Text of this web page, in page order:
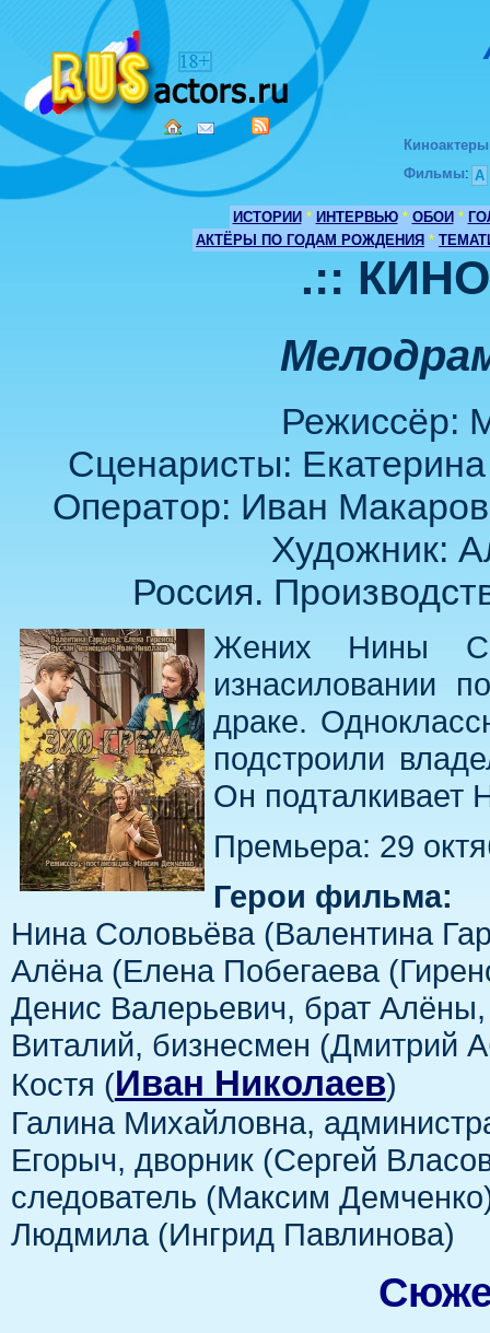
Киноактеры
Фильмы: А
ИСТОРИИ * ИНТЕРВЬЮ * ОБОИ *
АКТЁРЫ ПО ГОДАМ РОЖДЕНИЯ *
.::
Режиссёр:
Сценаристы:
Оператор: Иван
Художник:
Россия.
Жених Нины
изнасиловании
драке.
подстроили
Он подталкивает
Премьера: 29
Герои фильма:
Нина Соловьёва (Валентина
Алёна (Елена Побегаева
Денис Валерьевич, брат
Виталий, бизнесмен (Дмитрий
Костя (Иван Николаев)
Галина Михайловна,
Егорыч, дворник (Сергей
следователь (Максим
Людмила (Ингрид Павлинова)